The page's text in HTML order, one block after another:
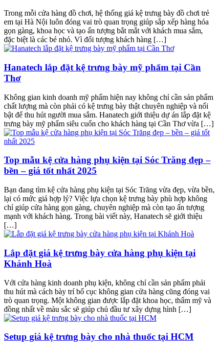
Trong mỗi cửa hàng đồ chơi, hệ thống giá kệ trưng bày đồ chơi trẻ
em tại Hà Nội luôn đóng vai trò quan trọng giúp sắp xếp hàng hóa
gọn gàng, khoa học và tạo ấn tượng bắt mắt với khách mua sắm,
đặc biệt là các bé nhỏ. Vì đối tượng khách hàng […]
Hanatech lắp đặt kệ trưng bày mỹ phẩm tại Cần
Thơ
Không gian kinh doanh mỹ phẩm hiện nay không chỉ cần sản phẩm
chất lượng mà còn phải có kệ trưng bày thật chuyên nghiệp và nổi
bật để thu hút người mua sắm. Hanatech giới thiệu dự án lắp đặt kệ
trưng bày mỹ phẩm siêu cuốn cho khách hàng tại Cần Thơ vừa […]
Top mẫu kệ cửa hàng phụ kiện tại Sóc Trăng đẹp –
bền – giá tốt nhất 2025
Bạn đang tìm kệ cửa hàng phụ kiện tại Sóc Trăng vừa đẹp, vừa bền,
lại có mức giá hợp lý? Việc lựa chọn kệ trưng bày phù hợp không
chỉ giúp cửa hàng gọn gàng, chuyên nghiệp mà còn tạo ấn tượng
mạnh với khách hàng. Trong bài viết này, Hanatech sẽ giới thiệu
[…]
Lắp đặt giá kệ trưng bày cửa hàng phụ kiện tại
Khánh Hoà
Với cửa hàng kinh doanh phụ kiện, không chỉ cần sản phẩm phải
thu hút mà cách bày trí bố cục không gian cửa hàng cũng đóng vai
trò quan trọng. Một không gian được lắp đặt khoa học, thẩm mỹ và
đồng nhất về màu sắc sẽ giúp chủ đầu tư xây dựng hình […]
Setup giá kệ trưng bày cho nhà thuốc tại HCM